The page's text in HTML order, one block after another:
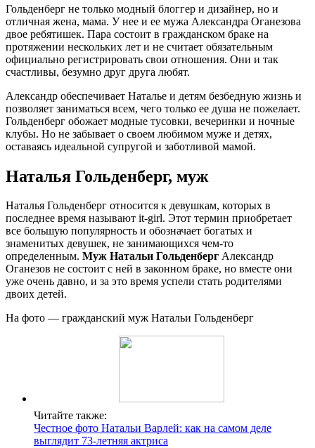
Гольденберг не только модный блоггер и дизайнер, но и
отличная жена, мама. У нее и ее мужа Александра Оганезова
двое ребятишек. Пара состоит в гражданском браке на
протяжении нескольких лет и не считает обязательным
официально регистрировать свои отношения. Они и так
счастливы, безумно друг друга любят.
Александр обеспечивает Наталье и детям безбедную жизнь и
позволяет заниматься всем, чего только ее душа не пожелает.
Гольденберг обожает модные тусовки, вечеринки и ночные
клубы. Но не забывает о своем любимом муже и детях,
оставаясь идеальной супругой и заботливой мамой.
Наталья Гольденберг, муж
Наталья Гольденберг относится к девушкам, которых в
последнее время называют it-girl. Этот термин приобретает
все большую популярность и обозначает богатых и
знаменитых девушек, не занимающихся чем-то
определенным. Муж Натальи Гольденберг Александр
Оганезов не состоит с ней в законном браке, но вместе они
уже очень давно, и за это время успели стать родителями
двоих детей.
На фото — гражданский муж Натальи Гольденберг
Читайте также:
Честное фото Натальи Варлей: как на самом деле
выглядит 73-летняя актриса